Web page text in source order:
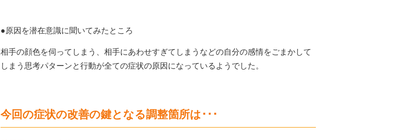
●原因を潜在意識に聞いてみたところ
相手の顔色を伺ってしまう、相手にあわせすぎてしまうなどの自分の感情をごまかして
しまう思考パターンと行動が全ての症状の原因になっているようでした。
今回の症状の改善の鍵となる調整箇所は･･･